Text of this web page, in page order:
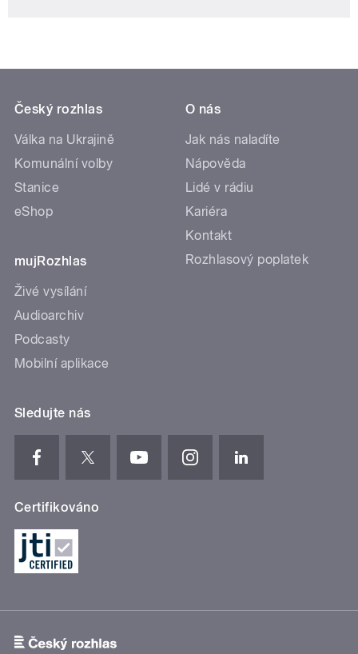
Český rozhlas
Válka na Ukrajině
Komunální volby
Stanice
eShop
mujRozhlas
Živé vysílání
Audioarchiv
Podcasty
Mobilní aplikace
O nás
Jak nás naladíte
Nápověda
Lidé v rádiu
Kariéra
Kontakt
Rozhlasový poplatek
Sledujte nás
Certifikováno